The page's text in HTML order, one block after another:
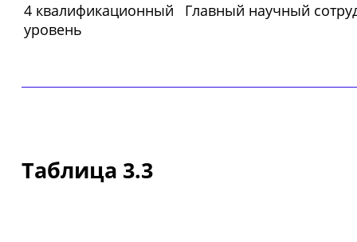
4 квалификационный
уровень
Главный научный
Таблица 3.3